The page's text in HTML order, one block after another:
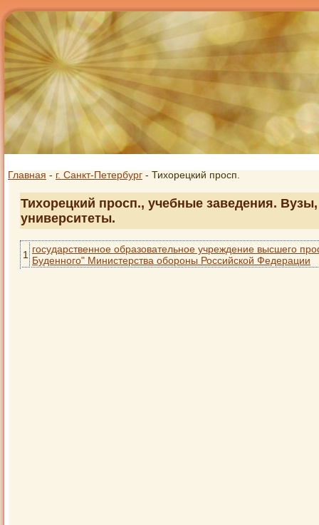
Главная - г. Санкт-Петербург - Тихорецкий просп.
Тихорецкий просп., учебные заведения.
университеты.
1 государственное образовательное учреждение высшего
Буденного" Министерства обороны Российской Федерации